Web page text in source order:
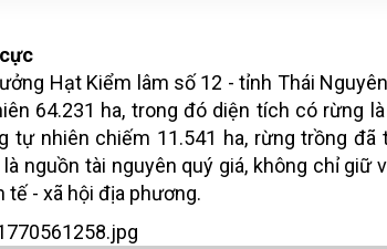
Hạt Kiểm lâm số 12 - tỉnh Thái
64.231 ha, trong đó diện tích có rừng
tự nhiên chiếm 11.541 ha, rừng trồng
nguồn tài nguyên quý giá, không chỉ giữ
tế - xã hội địa phương.